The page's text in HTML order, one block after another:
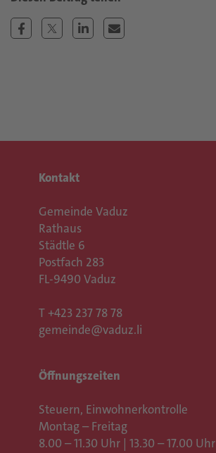
Kontakt
Gemeinde Vaduz
Rathaus
Städtle 6
Postfach 283
FL-9490 Vaduz
T +423 237 78 78
gemeinde@vaduz.li
Öffnungszeiten
Steuern, Einwohnerkontrolle
Montag – Freitag
8.00 – 11.30 Uhr | 13.30 – 17.00 Uhr